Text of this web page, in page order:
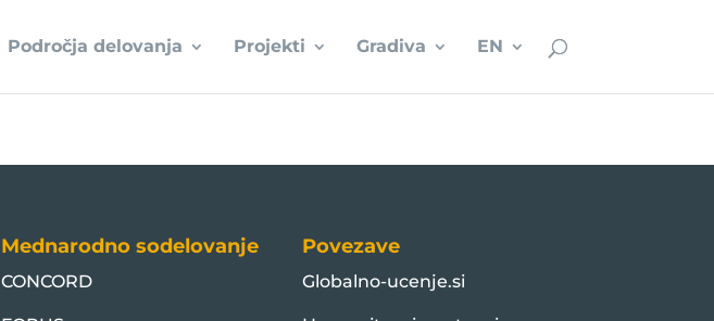
Področja delovanja Projekti Gradiva EN
Mednarodno sodelovanje
CONCORD
Povezave
Globalno-ucenje.si